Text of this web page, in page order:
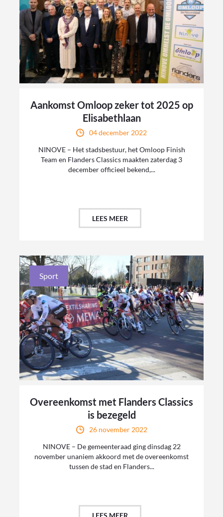
Aankomst Omloop zeker tot 2025 op
Elisabethlaan
04 december 2022
NINOVE – Het stadsbestuur, het Omloop Finish
Team en Flanders Classics maakten zaterdag 3
december officieel bekend,...
LEES MEER
Sport
Overeenkomst met Flanders Classics
is bezegeld
26 november 2022
NINOVE – De gemeenteraad ging dinsdag 22
november unaniem akkoord met de overeenkomst
tussen de stad en Flanders...
LEES MEER